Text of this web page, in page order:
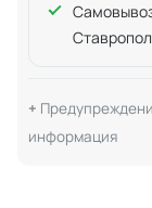
информация